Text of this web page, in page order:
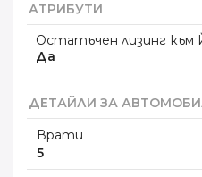
АТРИБУТИ
Остатъчен лизинг към
Да
ДЕТАЙЛИ ЗА
Врати
5